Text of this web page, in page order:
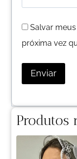
Salvar
próxima vez
Produtos